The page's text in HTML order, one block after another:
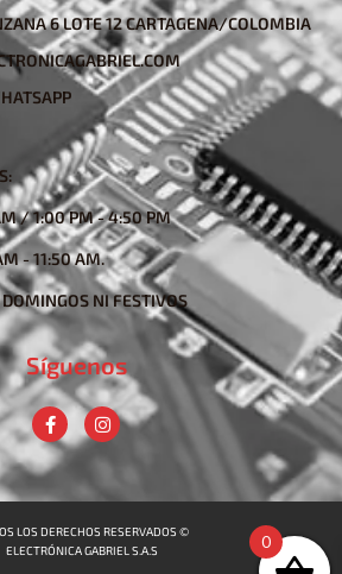
6 LOTE 12 CARTAGENA/COLOMBIA
/ 1:00 PM - 4:50 PM
- 11:50 AM.
NI FESTIVOS
Síguenos
LOS DERECHOS RESERVADOS ©
ELECTRÓNICA GABRIEL S.A.S
0